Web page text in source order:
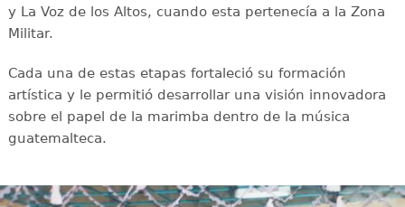
y La Voz de los Altos, cuando esta pertenecía a la Zona
Militar.
Cada una de estas etapas fortaleció su formación
artística y le permitió desarrollar una visión innovadora
sobre el papel de la marimba dentro de la música
guatemalteca.